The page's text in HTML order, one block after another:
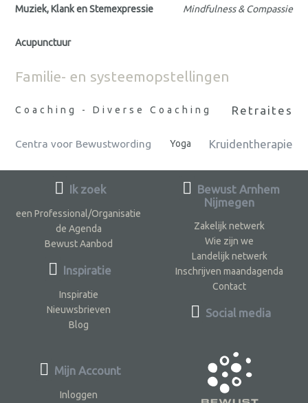
Muziek, Klank en Stemexpressie Mindfulness & Compassie
Acupunctuur
Familie- en systeemopstellingen
Coaching - Diverse Coaching Retraites
Centra voor Bewustwording Yoga Kruidentherapie
Ik zoek
een Professional/Organisatie
de Agenda
Bewust Aanbod
Inspiratie
Inspiratie
Nieuwsbrieven
Blog
Bewust Arnhem
Nijmegen
Zakelijk netwerk
Wie zijn we
Landelijk netwerk
Inschrijven maandagenda
Contact
Social media
Mijn Account
Inloggen